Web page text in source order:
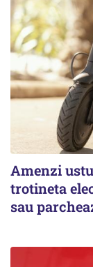
Amenzi
trotineta
sau